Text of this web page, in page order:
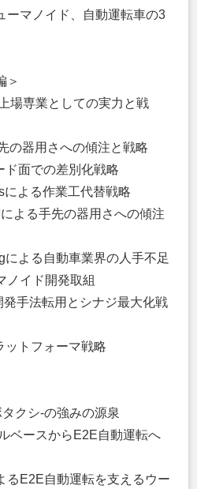
マノイド、自動運転車の3
＞
場専業としての実力と戦
の器用さへの傾注と戦略
ド面での差別化戦略
よる作業工代替戦略
よる手先の器用さへの傾注
よる自動車業界の人手不足
ノイド開発取組
手法転用とシナジ最大化戦
トフォーマ戦略
クシ-の強みの源泉
ベースからE2E自動運転へ
E2E自動運転を支えるウー